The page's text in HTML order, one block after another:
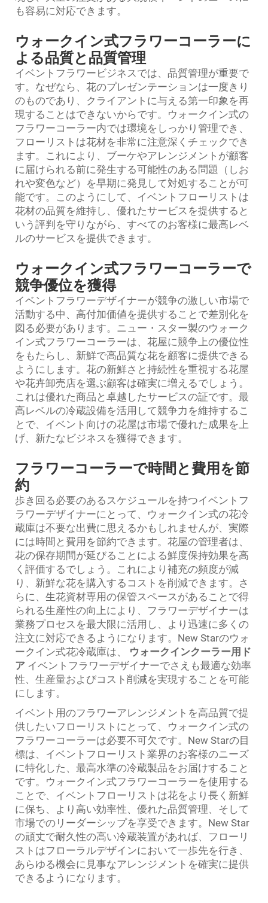
も容易に対応できます。
ウォークイン式フラワーコーラーに
よる品質と品質管理
イベントフラワービジネスでは、品質管理が重要で
す。なぜなら、花のプレゼンテーションは一度きり
のものであり、クライアントに与える第一印象を再
現することはできないからです。ウォークイン式の
フラワーコーラー内では環境をしっかり管理でき、
フローリストは花材を非常に注意深くチェックでき
ます。これにより、ブーケやアレンジメントが顧客
に届けられる前に発生する可能性のある問題（しお
れや変色など）を早期に発見して対処することが可
能です。このようにして、イベントフローリストは
花材の品質を維持し、優れたサービスを提供すると
いう評判を守りながら、すべてのお客様に最高レベ
ルのサービスを提供できます。
ウォークイン式フラワーコーラーで
競争優位を獲得
イベントフラワーデザイナーが競争の激しい市場で
活動する中、高付加価値を提供することで差別化を
図る必要があります。ニュー・スター製のウォーク
イン式フラワーコーラーは、花屋に競争上の優位性
をもたらし、新鮮で高品質な花を顧客に提供できる
ようにします。花の新鮮さと持続性を重視する花屋
や花卉卸売店を選ぶ顧客は確実に増えるでしょう。
これは優れた商品と卓越したサービスの証です。最
高レベルの冷蔵設備を活用して競争力を維持するこ
とで、イベント向けの花屋は市場で優れた成果を上
げ、新たなビジネスを獲得できます。
フラワーコーラーで時間と費用を節
約
歩き回る必要のあるスケジュールを持つイベントフ
ラワーデザイナーにとって、ウォークイン式の花冷
蔵庫は不要な出費に思えるかもしれませんが、実際
には時間と費用を節約できます。花屋の管理者は、
花の保存期間が延びることによる鮮度保持効果を高
く評価するでしょう。これにより補充の頻度が減
り、新鮮な花を購入するコストを削減できます。さ
らに、生花資材専用の保管スペースがあることで得
られる生産性の向上により、フラワーデザイナーは
業務プロセスを最大限に活用し、より迅速に多くの
注文に対応できるようになります。New Starのウォ
ークイン式花冷蔵庫は、 ウォークインクーラー用ド
ア イベントフラワーデザイナーでさえも最適な効率
性、生産量およびコスト削減を実現することを可能
にします。
イベント用のフラワーアレンジメントを高品質で提
供したいフローリストにとって、ウォークイン式の
フラワーコーラーは必要不可欠です。New Starの目
標は、イベントフローリスト業界のお客様のニーズ
に特化した、最高水準の冷蔵製品をお届けすること
です。ウォークイン式フラワーコーラーを使用する
ことで、イベントフローリストは花をより長く新鮮
に保ち、より高い効率性、優れた品質管理、そして
市場でのリーダーシップを享受できます。New Star
の頑丈で耐久性の高い冷蔵装置があれば、フローリ
ストはフローラルデザインにおいて一歩先を行き、
あらゆる機会に見事なアレンジメントを確実に提供
できるようになります。